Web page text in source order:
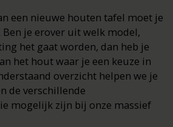
een nieuwe houten tafel moet je
Ben je erover uit welk model,
het gaat worden, dan heb je
het hout waar je een keuze in
overzicht helpen we je
de verschillende
mogelijk zijn bij onze massief